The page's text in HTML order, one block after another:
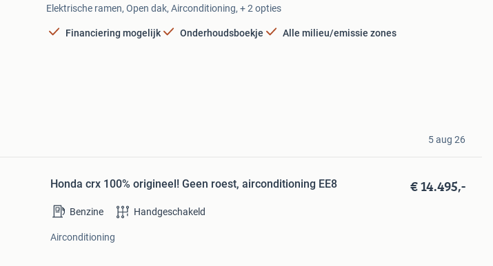
Elektrische ramen, Open dak, Airconditioning, + 2 opties
Financiering mogelijk Onderhoudsboekje Alle milieu/emissie zones
5 aug 26
Honda crx 100% origineel! Geen roest, airconditioning EE8 € 14.495,-
Benzine Handgeschakeld
Airconditioning